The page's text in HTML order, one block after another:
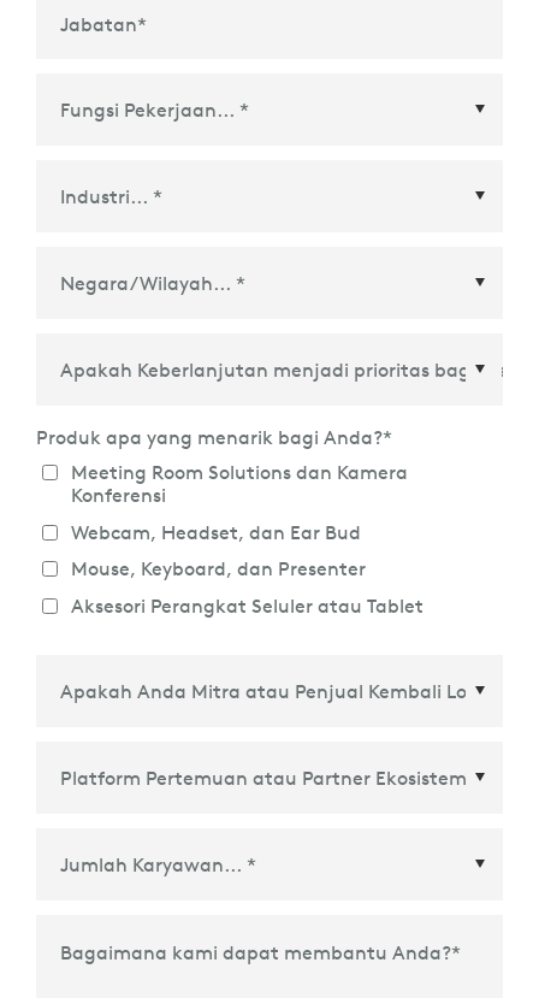
Jabatan*
Produk apa yang menarik bagi Anda?*
Meeting Room Solutions dan Kamera
Konferensi
Webcam, Headset, dan Ear Bud
Mouse, Keyboard, dan Presenter
Aksesori Perangkat Seluler atau Tablet
Bagaimana kami dapat membantu Anda?*